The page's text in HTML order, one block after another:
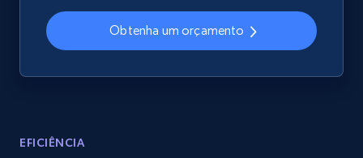
Obtenha um orçamento
EFICIÊNCIA